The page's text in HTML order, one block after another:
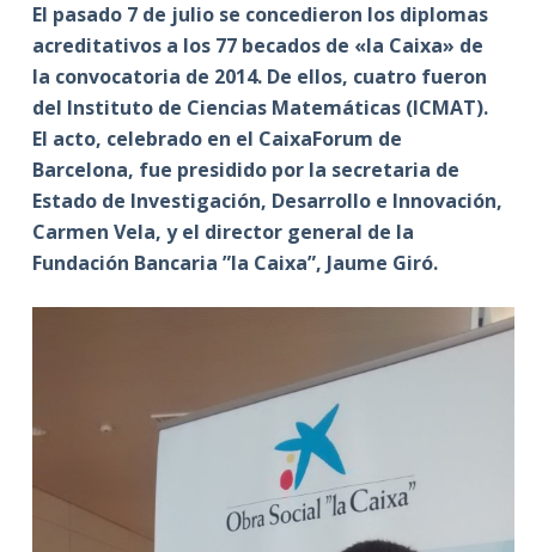
oEl pasado 7 de julio se concedieron los diplomas
acreditativos a los 77 becados de «la Caixa» de
la convocatoria de 2014. De ellos, cuatro fueron
del Instituto de Ciencias Matemáticas (ICMAT).
El acto, celebrado en el CaixaForum de
Barcelona, fue presidido por la secretaria de
Estado de Investigación, Desarrollo e Innovación,
Carmen Vela, y el director general de la
Fundación Bancaria ”la Caixa”, Jaume Giró.